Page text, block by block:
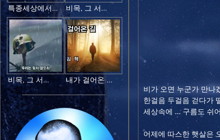
특종세상에서... 비목, 그 서...
비목, 그 서... 내가 걸어온 ...
비가 오면 누군가 만나
한걸음 두걸음 걷다가
세상속에 ... 구름도 쉬
어제에 따스한 햇살은